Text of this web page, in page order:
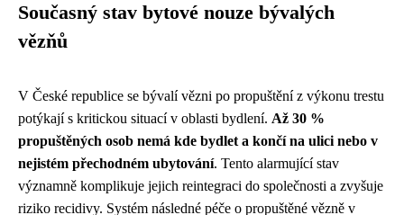
Současný stav bytové nouze bývalých
vězňů
V České republice se bývalí vězni po propuštění z výkonu trestu
potýkají s kritickou situací v oblasti bydlení. Až 30 %
propuštěných osob nemá kde bydlet a končí na ulici nebo v
nejistém přechodném ubytování. Tento alarmující stav
významně komplikuje jejich reintegraci do společnosti a zvyšuje
riziko recidivy. Systém následné péče o propuštěné vězně v